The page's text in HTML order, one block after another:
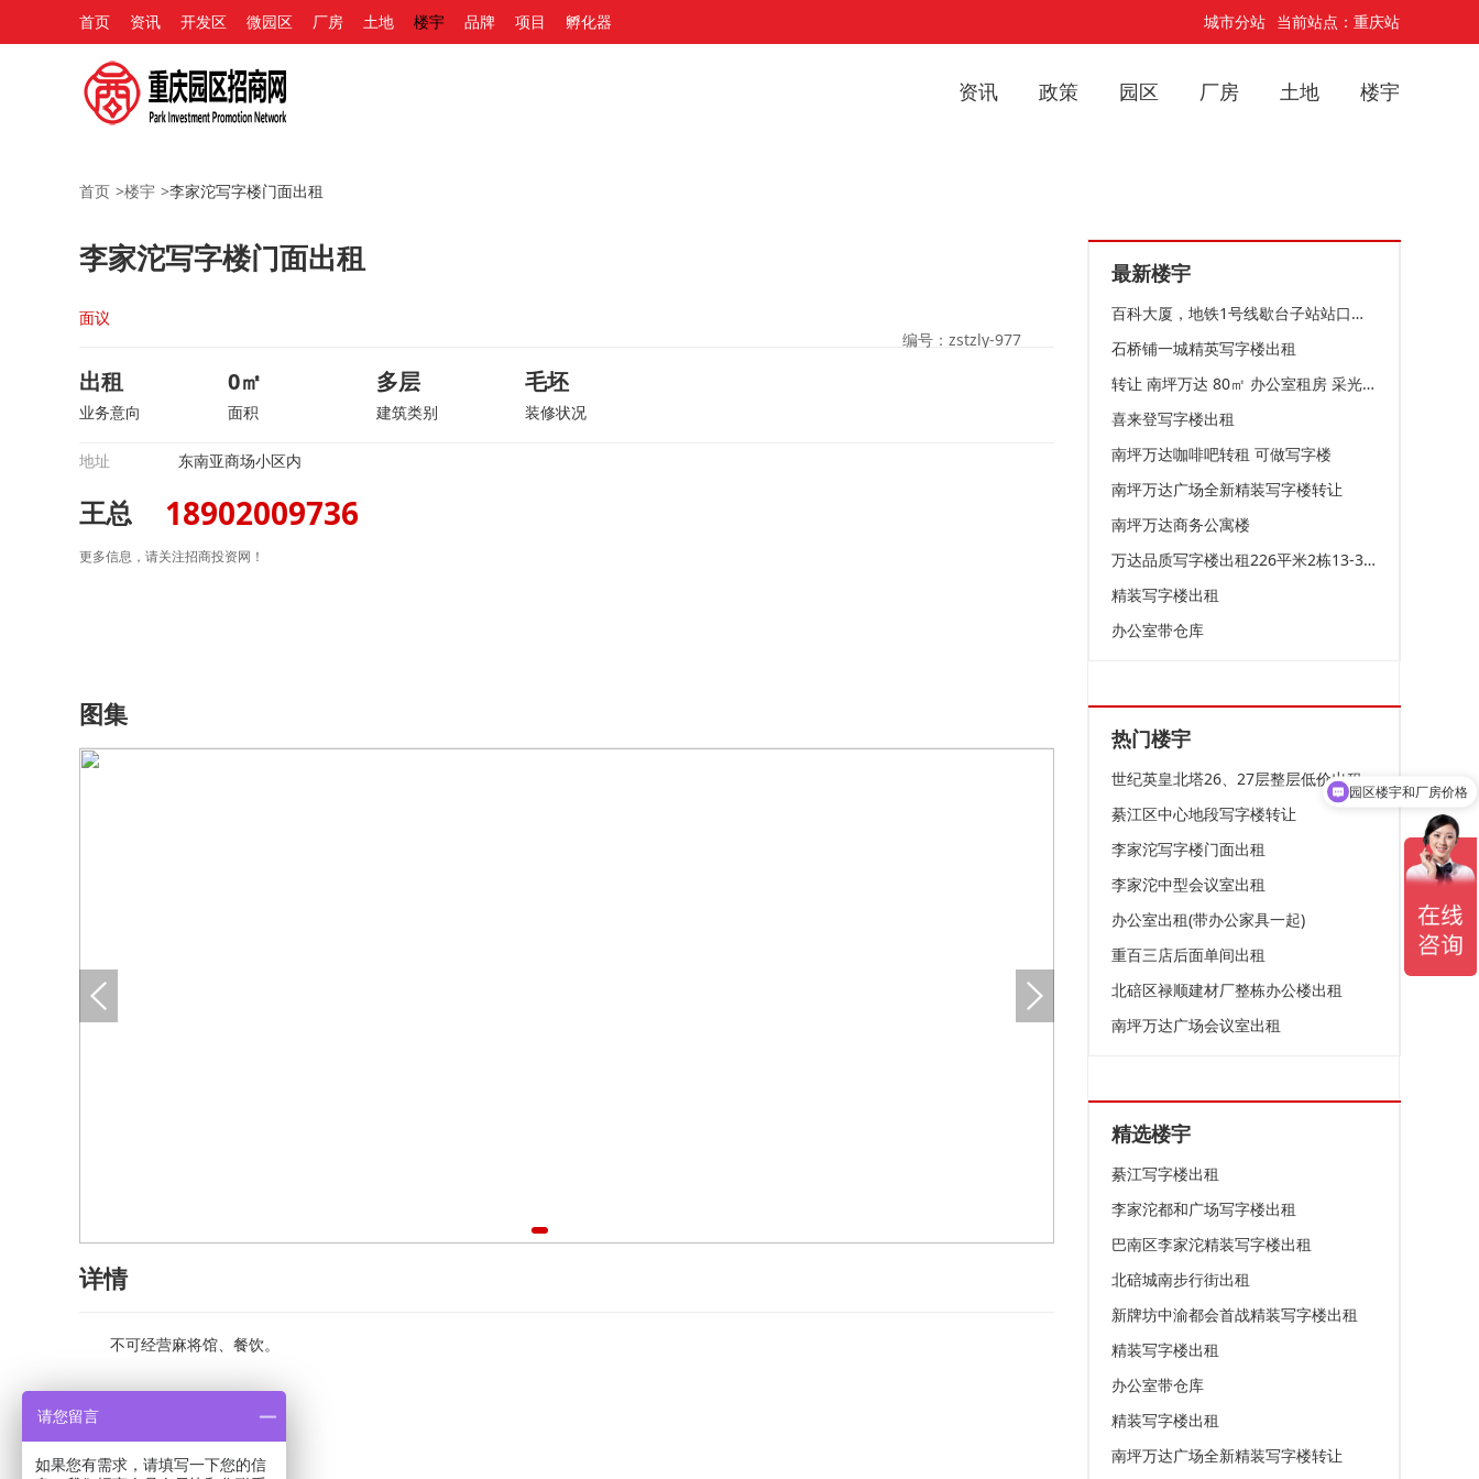
首页 资讯 开发区 微园区 厂房 土地 楼宇 品牌 项目 孵化器 城市分站 当前站点：重庆站
资讯 政策 园区 厂房 土地 楼宇
首页 >楼宇 >李家沱写字楼门面出租
李家沱写字楼门面出租
面议
编号：zstzly-977
出租
业务意向
0㎡
面积
多层
建筑类别
毛坯
装修状况
地址 东南亚商场小区内
王总 18902009736
更多信息，请关注招商投资网！
图集
详情
不可经营麻将馆、餐饮。
最新楼宇
百科大厦，地铁1号线歇台子站站口党校旁写字楼出租
石桥铺一城精英写字楼出租
转让 南坪万达 80㎡ 办公室租房 采光空间好 非中介
喜来登写字楼出租
南坪万达咖啡吧转租 可做写字楼
南坪万达广场全新精装写字楼转让
南坪万达商务公寓楼
万达品质写字楼出租226平米2栋13-3.4豪装带家具
精装写字楼出租
办公室带仓库
热门楼宇
世纪英皇北塔26、27层整层低价出租
綦江区中心地段写字楼转让
李家沱写字楼门面出租
李家沱中型会议室出租
办公室出租(带办公家具一起)
重百三店后面单间出租
北碚区禄顺建材厂整栋办公楼出租
南坪万达广场会议室出租
精选楼宇
綦江写字楼出租
李家沱都和广场写字楼出租
巴南区李家沱精装写字楼出租
北碚城南步行街出租
新牌坊中渝都会首战精装写字楼出租
精装写字楼出租
办公室带仓库
精装写字楼出租
南坪万达广场全新精装写字楼转让
园区楼宇和厂房价格
请您留言
如果您有需求，请填写一下您的信